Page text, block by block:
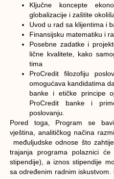
Ključne koncepte
globalizacije i zaštite
Uvod u rad sa klijentima i
Finansijsku matematiku i
Posebne zadatke i
lične kvalitete, kako
tima
ProCredit filozofiju
omogućava kandidatima
banke i etičke principe
ProCredit banke i
poslovanju.
Pored toga, Program se
vještina, analitičkog načina
međuljudske odnose što
trajanja programa polaznici
stipendije), a iznos stipendije
sa određenim radnim